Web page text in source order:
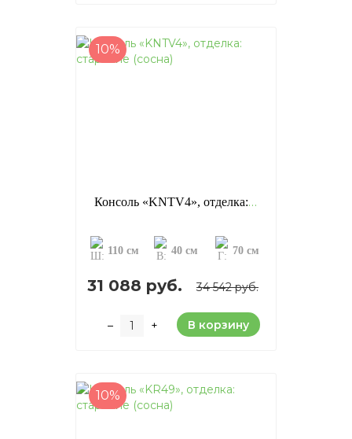
10%
Консоль «KNTV4», отделка: старение (сосна)
110 см 40 см 70 см
31 088 руб. 34 542 руб.
– + В корзину
10%